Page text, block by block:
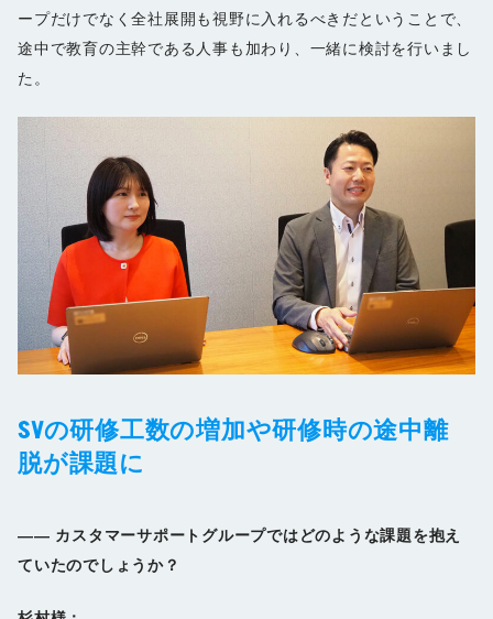
ープだけでなく全社展開も視野に入れるべきだということで、
途中で教育の主幹である人事も加わり、一緒に検討を行いまし
た。
SVの研修工数の増加や研修時の途中離
脱が課題に
―― カスタマーサポートグループではどのような課題を抱え
ていたのでしょうか？